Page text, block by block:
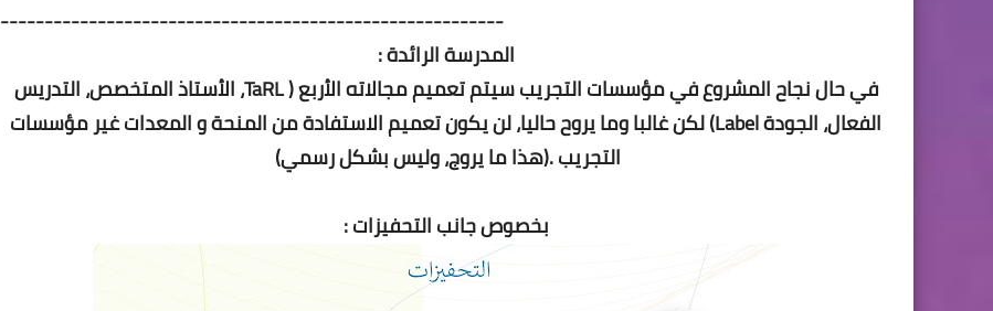
---------------------------------------------------------
المدرسة الرائدة :
في حال نجاح المشروع في مؤسسات التجريب سيتم تعميم مجالاته الأربع ( TaRL، الأستاذ المتخصص، التدريس
الفعال، الجودة Label) لكن غالبا وما يروح حاليا، لن يكون تعميم الاستفادة من المنحة و المعدات غير مؤسسات
التجريب .(هذا ما يروج، وليس بشكل رسمي)
بخصوص جانب التحفيزات :